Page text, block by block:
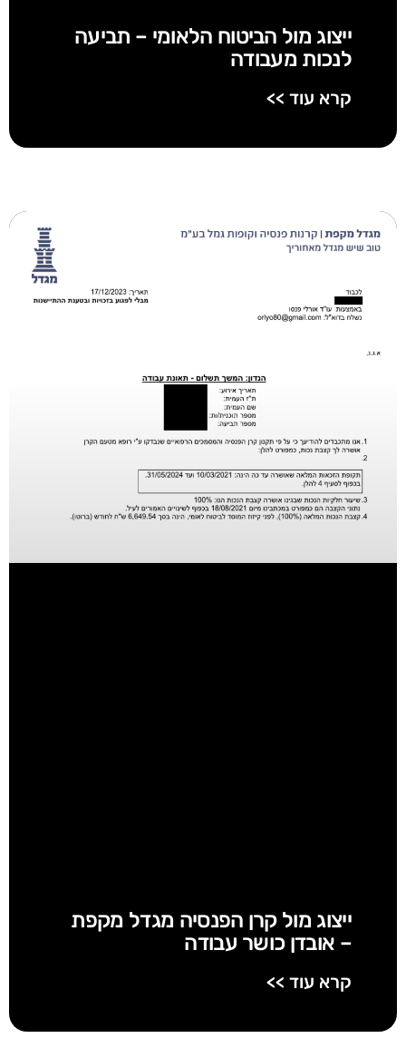
ייצוג מול הביטוח הלאומי – תביעה
לנכות מעבודה
קרא עוד >>
ייצוג מול קרן הפנסיה מגדל מקפת
– אובדן כושר עבודה
קרא עוד >>